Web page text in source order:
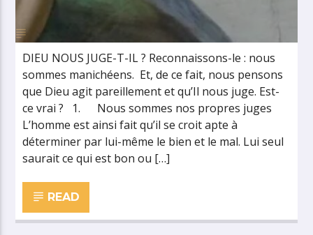
DIEU NOUS JUGE-T-IL ? Reconnaissons-le : nous
sommes manichéens. Et, de ce fait, nous pensons
que Dieu agit pareillement et qu’Il nous juge. Est-
ce vrai ? 1. Nous sommes nos propres juges
L’homme est ainsi fait qu’il se croit apte à
déterminer par lui-même le bien et le mal. Lui seul
saurait ce qui est bon ou […]
READ